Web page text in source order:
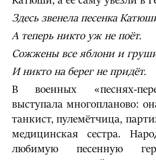
Здесь звенела песенка
А теперь никто уж не поёт.
Сожжены все яблони и
И никто на берег не придёт.
В военных «песнях-
выступала многопланово:
танкист, пулемётчица,
медицинская сестра.
любимую песенную